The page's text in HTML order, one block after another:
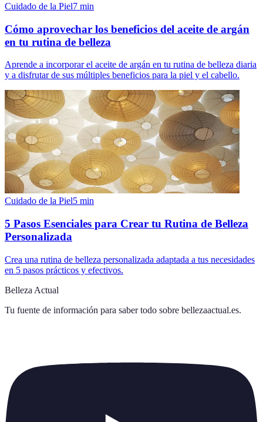
Cuidado de la Piel7 min
Cómo aprovechar los beneficios del aceite de argán
en tu rutina de belleza
Aprende a incorporar el aceite de argán en tu rutina de belleza diaria
y a disfrutar de sus múltiples beneficios para la piel y el cabello.
Cuidado de la Piel5 min
5 Pasos Esenciales para Crear tu Rutina de Belleza
Personalizada
Crea una rutina de belleza personalizada adaptada a tus necesidades
en 5 pasos prácticos y efectivos.
Belleza Actual
Tu fuente de información para saber todo sobre bellezaactual.es.